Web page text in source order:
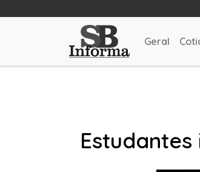
Geral